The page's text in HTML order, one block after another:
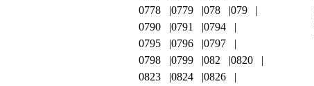
0778
0779 078
079
0790
0791
0794
0795
0796
0797
0798
0799 082
0820
0823
0824
0826